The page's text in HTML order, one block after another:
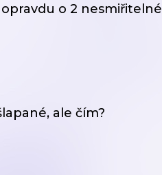
opravdu o 2 nesmiřitelné
ale čím?